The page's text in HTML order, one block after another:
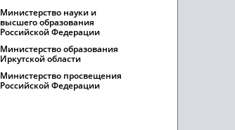
Министерство науки и
высшего образования
Российской Федерации
Министерство образования
Иркутской области
Министерство просвещения
Российской Федерации